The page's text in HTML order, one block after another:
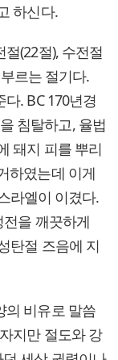
하신다.
(22절), 수전절
. BC 170년경
침탈하고, 율법
돼지 피를 뿌리
하였는데 이게
라엘이 이겼다.
을 깨끗하게
탄절 즈음에 지
의 비유로 말씀
지만 절도와 강